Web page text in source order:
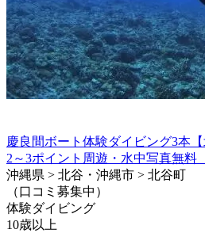
慶良間ボート体験ダイビング3本
2～3ポイント周遊・水中写真無料
沖縄県 > 北谷・沖縄市 > 北谷町
（口コミ募集中）
体験ダイビング
10歳以上